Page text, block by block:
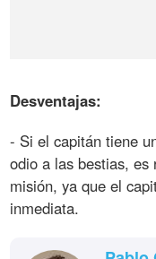
Desventajas:
- Si el capitán tiene
odio a las bestias, es
misión, ya que el
inmediata.